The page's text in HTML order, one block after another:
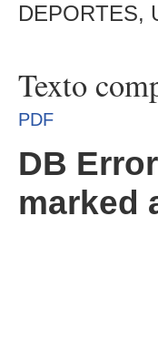
DEPORTES,
Texto
PDF
DB
marked